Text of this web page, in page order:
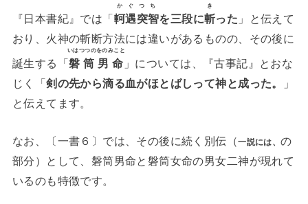
『日本書紀』では「軻遇突智
かぐつち
を三段に斬
き
った 」と伝えて
おり、火神の斬断方法には違いがあるものの、その後に
誕生する「磐筒男命
いはつつのをのみこと
」については、『古事記』とおな
じく「剣の先から滴る血がほとばしって神と成った。
」
と伝えてます。
なお、〔一書６〕では、その後に続く別伝（一説には、の
部分）として、磐筒男命と磐筒女命の男女二神が現れて
いるのも特徴です。